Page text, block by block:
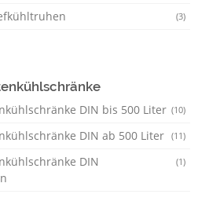
(3)
(10)
DIN bis 500 Liter
(11)
DIN ab 500 Liter
(1)
DIN